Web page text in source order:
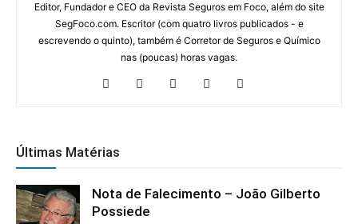
Editor, Fundador e CEO da Revista Seguros em Foco, além do site
SegFoco.com. Escritor (com quatro livros publicados - e
escrevendo o quinto), também é Corretor de Seguros e Químico
nas (poucas) horas vagas.
Últimas Matérias
Nota de Falecimento – João Gilberto
Possiede